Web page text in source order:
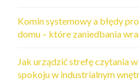
Komin systemowy a błędy
domu – które zaniedbania
Jak urządzić strefę czytania
spokoju w industrialnym